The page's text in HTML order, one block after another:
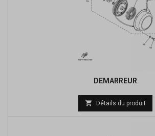
DEMARREUR
Prix
de
 Détails du produit